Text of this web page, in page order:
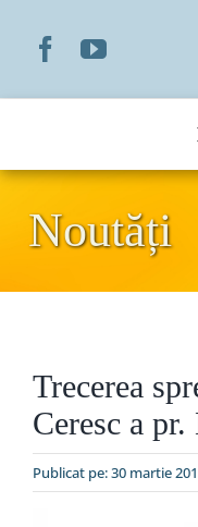
Organizare
Liturgic
Noutăți
Trecerea
Ceresc a
Publicat pe: 30 martie